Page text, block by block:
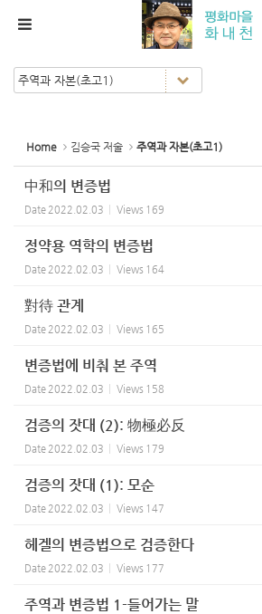
Home 김승국 저술 주역과 자본(초고1)
中和의 변증법
Date 2022.02.03 Views 169
정약용 역학의 변증법
Date 2022.02.03 Views 164
對待 관계
Date 2022.02.03 Views 165
변증법에 비춰 본 주역
Date 2022.02.03 Views 158
검증의 잣대 (2): 物極必反
Date 2022.02.03 Views 179
검증의 잣대 (1): 모순
Date 2022.02.03 Views 147
헤겔의 변증법으로 검증한다
Date 2022.02.03 Views 177
주역과 변증법 1-들어가는 말